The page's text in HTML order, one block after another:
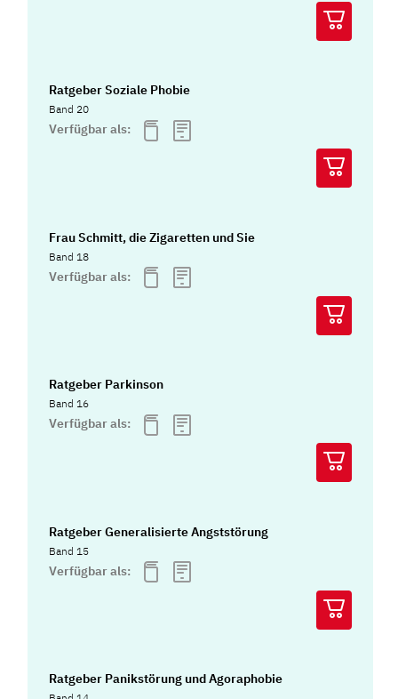
Ratgeber Soziale Phobie
Band 20
Verfügbar als:
Frau Schmitt, die Zigaretten und Sie
Band 18
Verfügbar als:
Ratgeber Parkinson
Band 16
Verfügbar als:
Ratgeber Generalisierte Angststörung
Band 15
Verfügbar als:
Ratgeber Panikstörung und Agoraphobie